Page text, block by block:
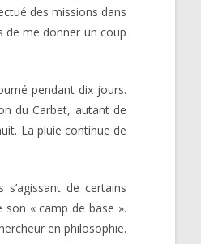
des missions dans
de me donner un coup
pendant dix jours.
du Carbet, autant de
La pluie continue de
de certains
« camp de base ».
en philosophie.